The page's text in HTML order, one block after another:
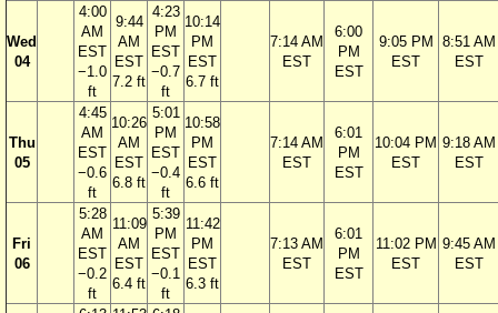
Wed
04
4:00
AM
EST
−1.0
ft
9:44
AM
EST
7.2 ft
4:23
PM
EST
−0.7
ft
10:14
PM
EST
6.7 ft
7:14 AM
EST
6:00
PM
EST
9:05 PM
EST
8:51 AM
EST
Thu
05
4:45
AM
EST
−0.6
ft
10:26
AM
EST
6.8 ft
5:01
PM
EST
−0.4
ft
10:58
PM
EST
6.6 ft
7:14 AM
EST
6:01
PM
EST
10:04 PM
EST
9:18 AM
EST
Fri
06
5:28
AM
EST
−0.2
ft
11:09
AM
EST
6.4 ft
5:39
PM
EST
−0.1
ft
11:42
PM
EST
6.3 ft
7:13 AM
EST
6:01
PM
EST
11:02 PM
EST
9:45 AM
EST